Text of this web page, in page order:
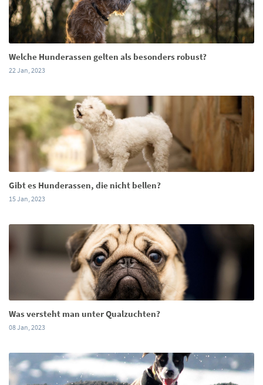
Welche Hunderassen gelten als besonders robust?
22 Jan, 2023
Gibt es Hunderassen, die nicht bellen?
15 Jan, 2023
Was versteht man unter Qualzuchten?
08 Jan, 2023